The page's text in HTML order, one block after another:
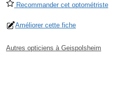
Recommander cet optométriste
Améliorer cette fiche
Autres opticiens à Geispolsheim